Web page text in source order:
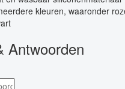
kleuren, waaronder
Antwoorden